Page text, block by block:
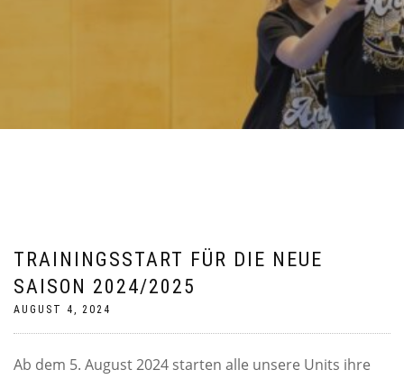
TRAININGSSTART FÜR DIE NEUE
SAISON 2024/2025
AUGUST 4, 2024
Ab dem 5. August 2024 starten alle unsere Units ihre